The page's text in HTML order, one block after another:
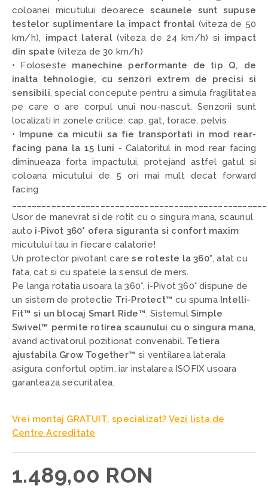
coloanei micutului deoarece scaunele sunt supuse
testelor suplimentare la impact frontal (viteza de 50
km/h), impact lateral(viteza de 24 km/h) si impact
din spate (viteza de 30 km/h)
• Foloseste manechine performante de tip Q, de
inalta tehnologie, cu senzori extrem de precisi si
sensibili, special concepute pentru a simula fragilitatea
pe care o are corpul unui nou-nascut. Senzorii sunt
localizati in zonele critice: cap, gat, torace, pelvis
• Impune ca micutii sa fie transportati in mod rear-
facing pana la 15 luni - Calatoritul in mod rear facing
diminueaza forta impactului, protejand astfel gatul si
coloana micutului de 5 ori mai mult decat forward
facing
Usor de manevrat si de rotit cu o singura mana, scaunul
auto i-Pivot 360° ofera siguranta si confort maxim
micutului tau in fiecare calatorie!
Un protector pivotant carese roteste la 360°, atat cu
fata, cat si cu spatele la sensul de mers.
Pe langa rotatia usoara la 360°, i-Pivot 360° dispune de
un sistem de protectie Tri-Protect™ cu spumaIntelli-
Fit™ si un blocaj Smart Ride™. SistemulSimple
Swivel™ permite rotirea scaunului cu o singura mana,
avand activatorul pozitionat convenabil. Tetiera
ajustabila Grow Together™ si ventilarea laterala
asigura confortul optim, iar instalarea ISOFIX usoara
garanteaza securitatea.
Vrei montaj GRATUIT, specializat? Vezi lista de
Centre Acreditate
1.489,00 RON